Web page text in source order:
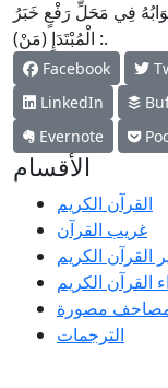
فِي مَحَلِّ رَفْعٍ خَبَرُ
الْمُبْتَدَإِ (مَنْ ) :.
Facebook
LinkedIn
Evernote
الأقسام
القرآن الكريم
غريب القرآن
القرآن الكريم
القرآن الكريم
مصورة
الترجمات